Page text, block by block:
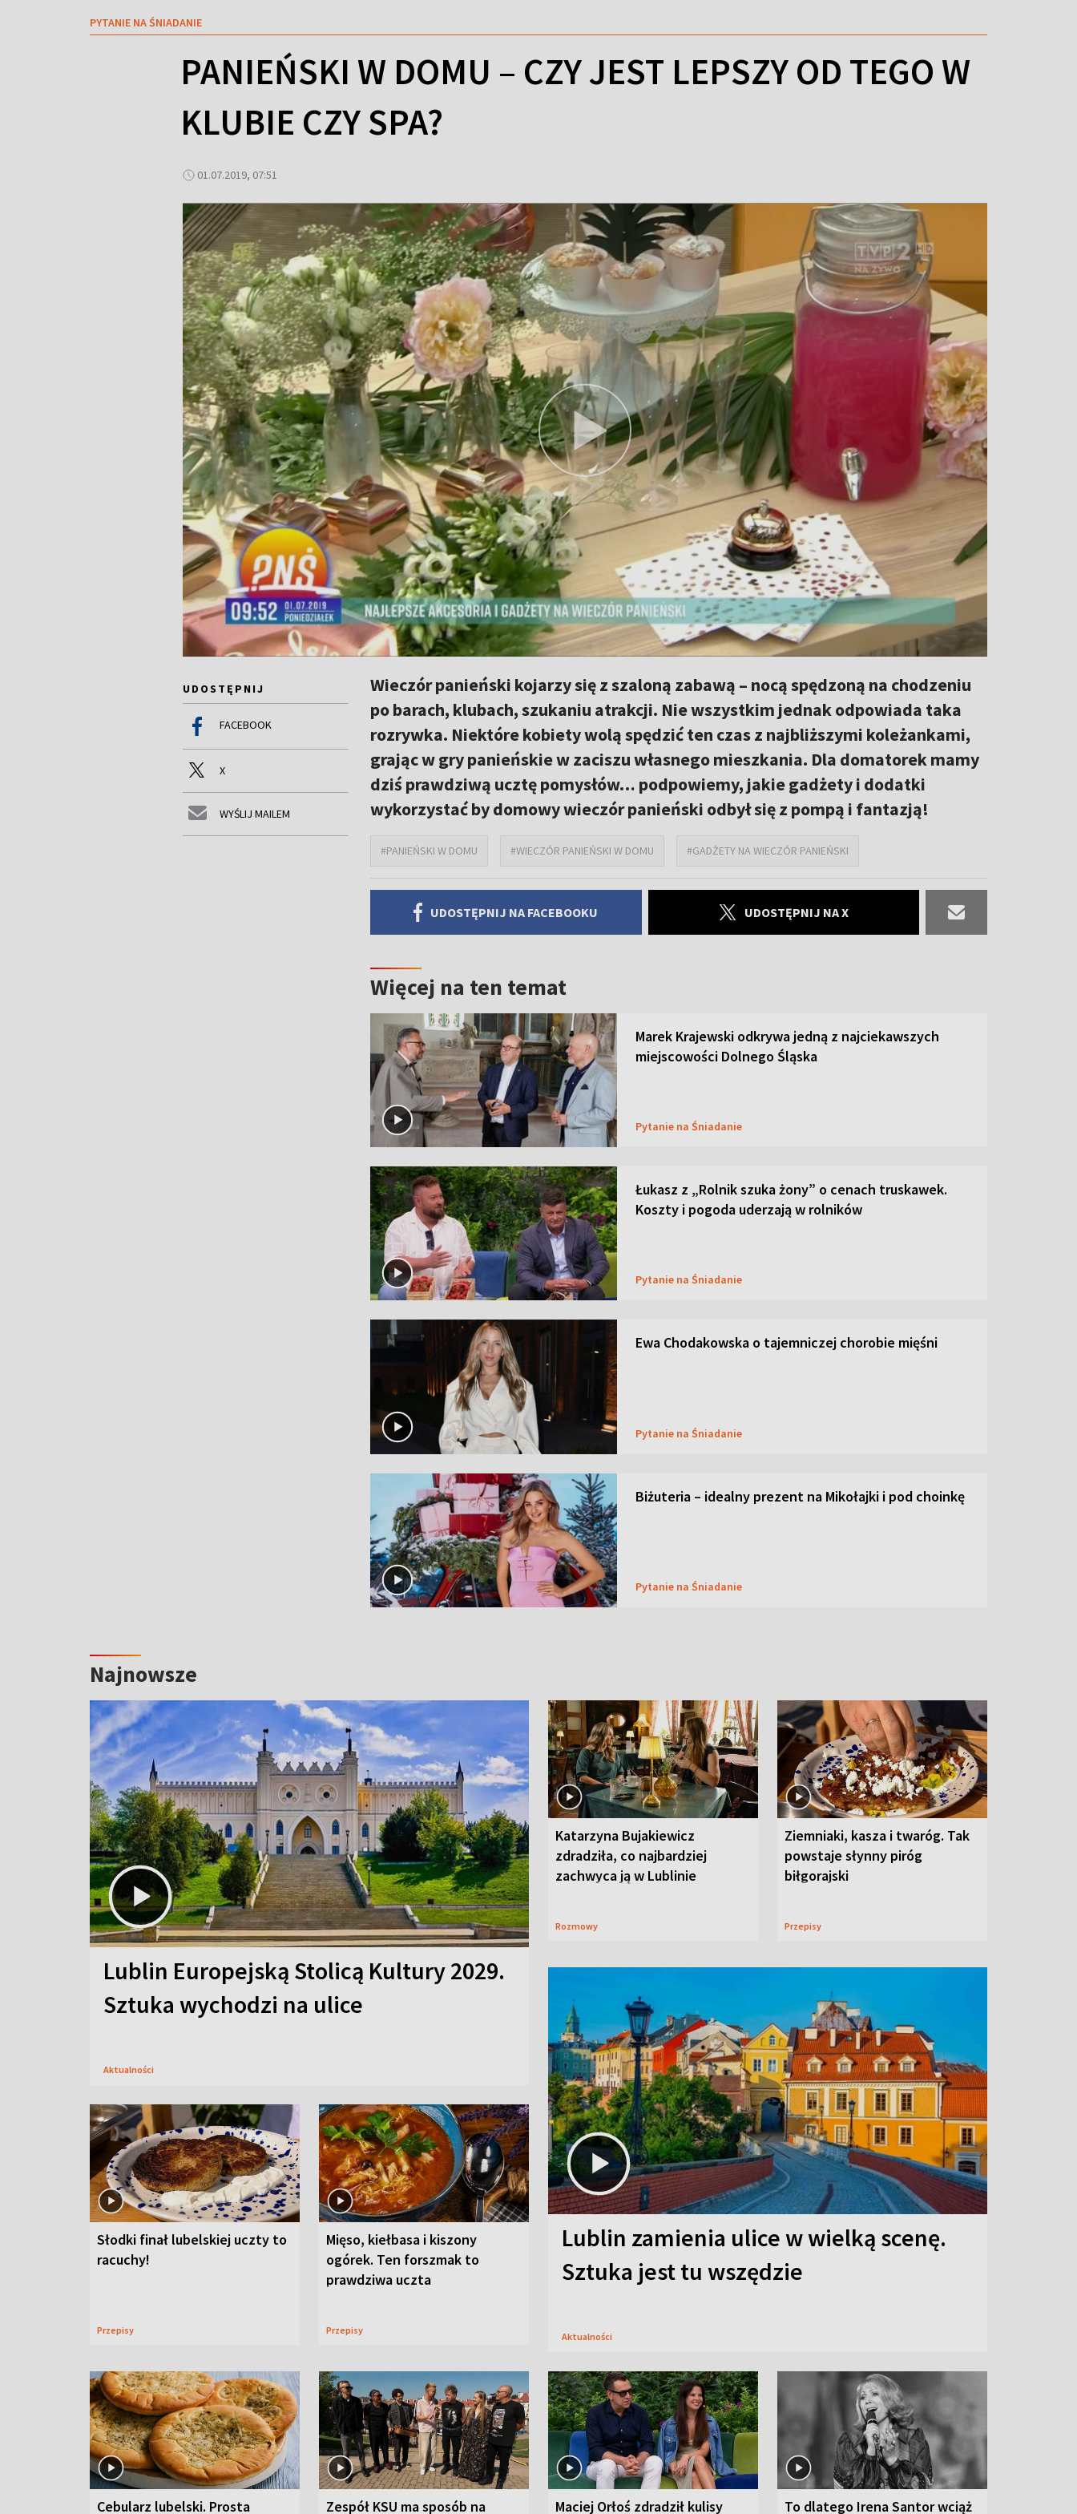
PYTANIE NA ŚNIADANIE
PANIEŃSKI W DOMU – CZY JEST LEPSZY OD TEGO W
KLUBIE CZY SPA?
01.07.2019, 07:51
UDOSTĘPNIJ
FACEBOOK
X
WYŚLIJ MAILEM
Wieczór panieński kojarzy się z szaloną zabawą – nocą spędzoną na chodzeniu
po barach, klubach, szukaniu atrakcji. Nie wszystkim jednak odpowiada taka
rozrywka. Niektóre kobiety wolą spędzić ten czas z najbliższymi koleżankami,
grając w gry panieńskie w zaciszu własnego mieszkania. Dla domatorek mamy
dziś prawdziwą ucztę pomysłów… podpowiemy, jakie gadżety i dodatki
wykorzystać by domowy wieczór panieński odbył się z pompą i fantazją!
#PANIEŃSKI W DOMU #WIECZÓR PANIEŃSKI W DOMU #GADŻETY NA WIECZÓR PANIEŃSKI
UDOSTĘPNIJ NA FACEBOOKU UDOSTĘPNIJ NA X
Więcej na ten temat
Marek Krajewski odkrywa jedną z najciekawszych
miejscowości Dolnego Śląska
Pytanie na Śniadanie
Łukasz z „Rolnik szuka żony” o cenach truskawek.
Koszty i pogoda uderzają w rolników
Pytanie na Śniadanie
Ewa Chodakowska o tajemniczej chorobie mięśni
Pytanie na Śniadanie
Biżuteria – idealny prezent na Mikołajki i pod choinkę
Pytanie na Śniadanie
Najnowsze
Lublin Europejską Stolicą Kultury 2029.
Sztuka wychodzi na ulice
Aktualności
Katarzyna Bujakiewicz
zdradziła, co najbardziej
zachwyca ją w Lublinie
Rozmowy
Ziemniaki, kasza i twaróg. Tak
powstaje słynny piróg
biłgorajski
Przepisy
Słodki finał lubelskiej uczty to
racuchy!
Przepisy
Mięso, kiełbasa i kiszony
ogórek. Ten forszmak to
prawdziwa uczta
Przepisy
Lublin zamienia ulice w wielką scenę.
Sztuka jest tu wszędzie
Aktualności
Cebularz lubelski. Prosta Zespół KSU ma sposób na Maciej Orłoś zdradził kulisy To dlatego Irena Santor wciąż